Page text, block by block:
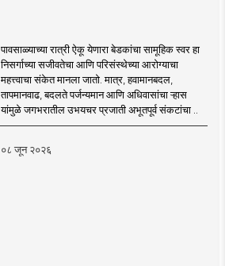
पावसाळ्याच्या रात्री ऐकू येणारा बेडकांचा सामूहिक स्वर हा
निसर्गाच्या सजीवतेचा आणि परिसंस्थेच्या आरोग्याचा
महत्त्वाचा संकेत मानला जातो. मात्र, हवामानबदल,
तापमानवाढ, बदलते पर्जन्यमान आणि अधिवासांचा ऱ्हास
यांमुळे जगभरातील उभयचर प्रजाती अभूतपूर्व संकटांचा ..
०८ जून २०२६